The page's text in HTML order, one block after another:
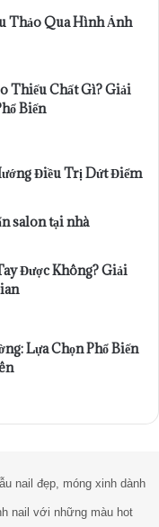
Thảo Qua Hình Ảnh
Thiếu Chất Gì? Giải
Biến
Điều Trị Dứt Điểm
salon tại nhà
Được Không? Giải
Lựa Chọn Phổ Biến
nail đẹp, móng xinh dành
nail với những màu hot